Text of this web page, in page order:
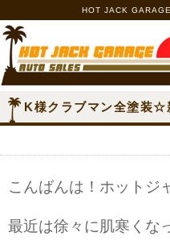
HOT JACK
K様クラブマン全塗装☆
こんばんは！ホットジ
最近は徐々に肌寒くな